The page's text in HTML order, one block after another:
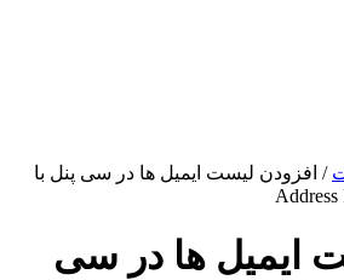
/ افزودن لیست ایمیل ها در سی پنل با
ایمیل ها در سی